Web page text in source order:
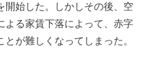
開始した 。 しかしその後、 空
よる家賃下落によって、赤字
とが難しくなって しまった。